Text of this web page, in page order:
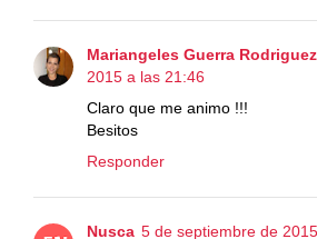
Mariangeles Guerra Rodriguez
2015 a las 21:46
Claro que me animo !!!
Besitos
Responder
Nusca 5 de septiembre de